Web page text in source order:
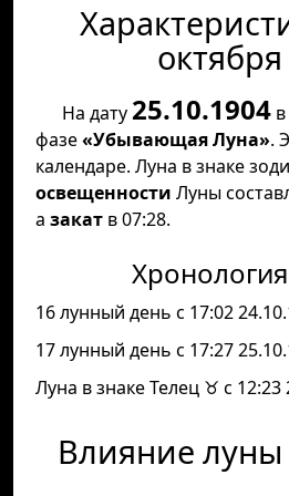
На дату 25.10.1904 в
фазе«Убывающая Луна».
календаре. Луна в знаке
освещенности Луны
а закат в 07:28.
16 лунный день с 17:02
17 лунный день с 17:27
Луна в знаке Телец ♉ с 12:23
Влияние луны